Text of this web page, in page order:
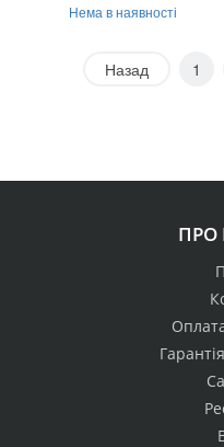
Нема в наявності
Назад 1
ПРО